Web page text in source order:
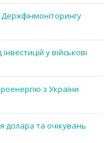
у військові
з України
долара та очікувань